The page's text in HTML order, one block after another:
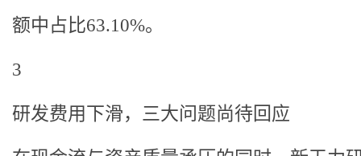
额中占比63.10%。
3
研发费用下滑，三大问题尚待回应